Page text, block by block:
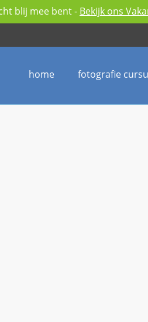
blij mee bent - Bekijk ons
fotografie
home